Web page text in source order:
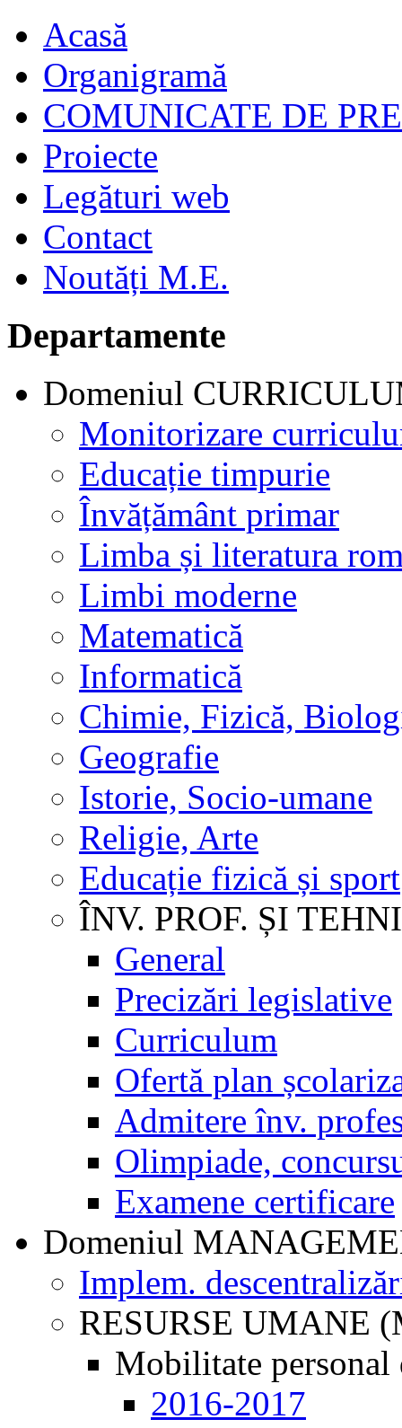
Acasă
Organigramă
COMUNICATE DE
Proiecte
Legături web
Contact
Noutăți M.E.
Departamente
Domeniul
Monitorizare
Educație timpurie
Învățământ primar
Limba și literatura
Limbi moderne
Matematică
Informatică
Chimie, Fizică,
Geografie
Istorie, Socio-umane
Religie, Arte
Educație fizică și sport
ÎNV. PROF. ȘI
General
Precizări legislative
Curriculum
Ofertă plan
Admitere înv.
Olimpiade,
Examene certificare
Domeniul
Implem.
RESURSE UMANE
Mobilitate personal
2016-2017